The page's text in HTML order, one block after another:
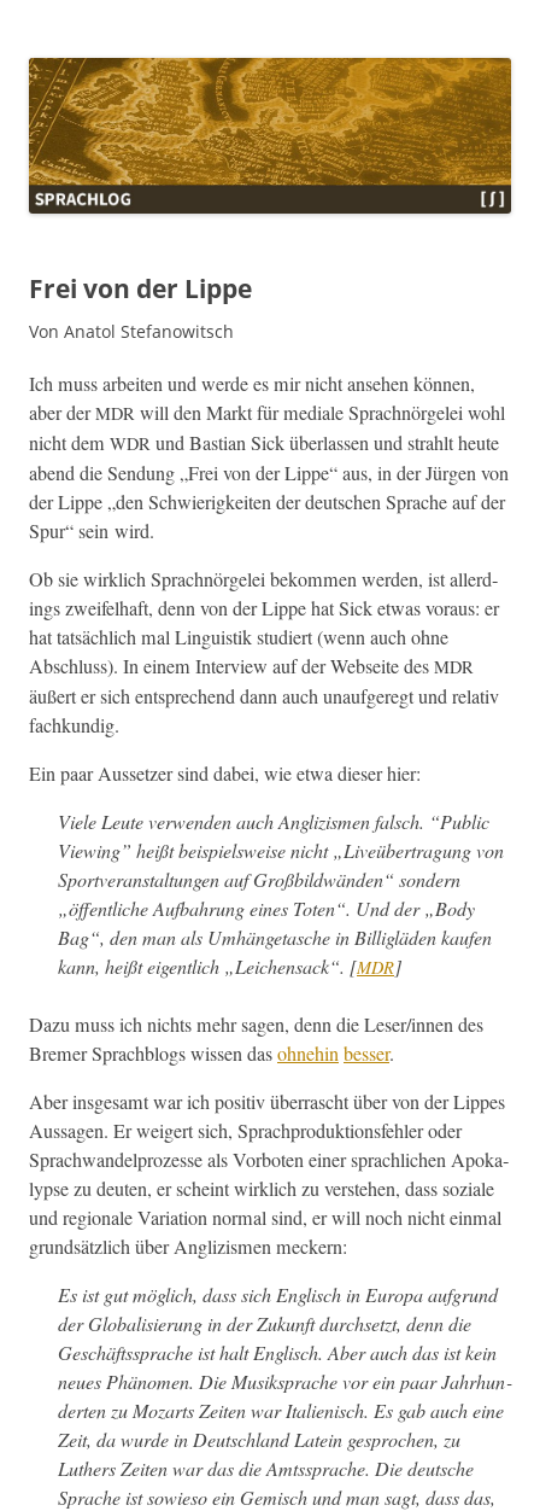
Frei von der Lippe
Von Anatol Stefanowitsch
Ich muss arbeit­en und werde es mir nicht anse­hen kön­nen,
aber derMDR will den Markt für medi­ale Sprach­nörgelei wohl
nicht dem WDR und Bas­t­ian Sick über­lassen und strahlt heute
abend die Sendung „Frei von der Lippe“ aus, in der Jür­gen von
der Lippe „den Schwierigkeit­en der deutschen Sprache auf der
Spur“ sein wird.
Ob sie wirk­lich Sprach­nörgelei bekom­men wer­den, ist allerd­
ings zweifel­haft, denn von der Lippe hat Sick etwas voraus: er
hat tat­säch­lich mal Lin­guis­tik studiert (wenn auch ohne
Abschluss). In einem Inter­view auf der Web­seite des MDR
äußert er sich entsprechend dann auch unaufgeregt und rel­a­tiv
fachkundig.
Ein paar Aus­set­zer sind dabei, wie etwa dieser hier:
Viele Leute ver­wen­den auch Anglizis­men falsch. “Pub­lic
View­ing” heißt beispiel­sweise nicht „Liveüber­tra­gung von
Sportver­anstal­tun­gen auf Groß­bild­wän­den“ son­dern
„öffentliche Auf­bahrung eines Toten“. Und der „Body
Bag“, den man als Umhänge­tasche in Bil­liglä­den kaufen
kann, heißt eigentlich „Leichen­sack“. [MDR]
Dazu muss ich nichts mehr sagen, denn die Leser/innen des
Bre­mer Sprach­blogs wis­sen dasohne­hinbess­er.
Aber ins­ge­samt war ich pos­i­tiv über­rascht über von der Lippes
Aus­sagen. Er weigert sich, Sprach­pro­duk­tions­fehler oder
Sprach­wan­del­prozesse als Vor­boten ein­er sprach­lichen Apoka­
lypse zu deuten, er scheint wirk­lich zu ver­ste­hen, dass soziale
und regionale Vari­a­tion nor­mal sind, er will noch nicht ein­mal
grund­sät­zlich über Anglizis­men meckern:
Es ist gut möglich, dass sich Englisch in Europa auf­grund
der Glob­al­isierung in der Zukun­ft durch­set­zt, denn die
Geschäftssprache ist halt Englisch. Aber auch das ist kein
neues Phänomen. Die Musik­sprache vor ein paar Jahrhun­
derten zu Mozarts Zeit­en war Ital­ienisch. Es gab auch eine
Zeit, da wurde in Deutsch­land Latein gesprochen, zu
Luthers Zeit­en war das die Amtssprache. Die deutsche
Sprache ist sowieso ein Gemisch und man sagt, dass das,